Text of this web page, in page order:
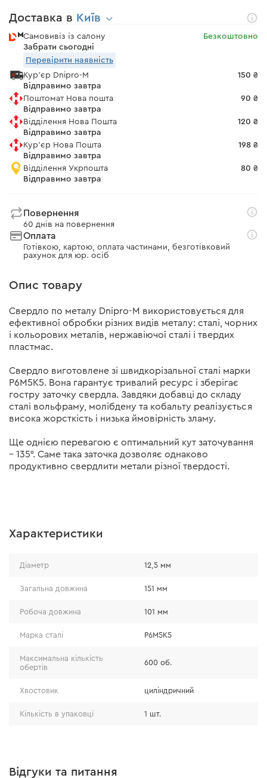
Доставка в Київ
Самовивіз із салону
Забрати сьогодні
Безкоштовно
Перевірити наявність
Кур'єр Dnipro-M
Відправимо завтра
150 ₴
Поштомат Нова пошта
Відправимо завтра
90 ₴
Відділення Нова Пошта
Відправимо завтра
120 ₴
Кур'єр Нова Пошта
Відправимо завтра
198 ₴
Відділення Укрпошта
Відправимо завтра
80 ₴
Повернення
60 днів на повернення
Оплата
Готівкою, картою, оплата частинами, безготівковий
рахунок для юр. осіб
Опис товару
Свердло по металу Dnipro-М використовується для
ефективної обробки різних видів металу: сталі, чорних
і кольорових металів, нержавіючої сталі і твердих
пластмас.
Свердло виготовлене зі швидкорізальної сталі марки
Р6М5K5. Вона гарантує тривалий ресурс і зберігає
гостру заточку свердла. Завдяки добавці до складу
сталі вольфраму, молібдену та кобальту реалізується
висока жорсткість і низька ймовірність зламу.
Ще однією перевагою є оптимальний кут заточування
– 135°. Саме така заточка дозволяє однаково
продуктивно свердлити метали різної твердості.
Характеристики
Діаметр 12,5 мм
Загальна довжина 151 мм
Робоча довжина 101 мм
Марка сталі P6M5K5
Максимальна кількість
обертів
600 об.
Хвостовик циліндричний
Кількість в упаковці 1 шт.
Відгуки та питання